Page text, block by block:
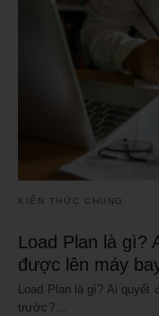
KIẾN THỨC CHUNG
Load Plan là gì?
được lên máy
Load Plan là gì? Ai quyết
trước?…